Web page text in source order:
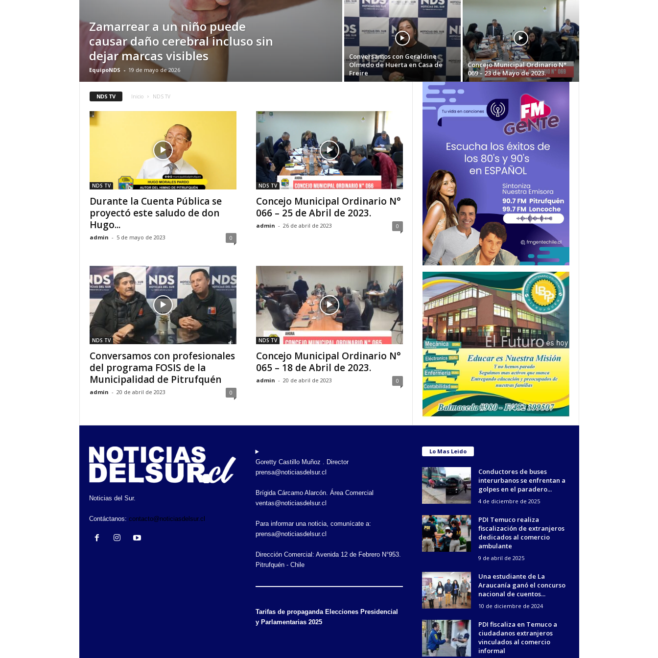
Zamarrear a un niño puede
causar daño cerebral incluso sin
dejar marcas visibles
EquipoNDS - 19 de mayo de 2026
Conversamos con Geraldine
Olmedo de Huerta en Casa de
Freire
Concejo Municipal Ordinario N°
069 – 23 de Mayo de 2023.
NDS TV Inicio NDS TV
NDS TV
Durante la Cuenta Pública se
proyectó este saludo de don
Hugo...
admin - 5 de mayo de 2023 0
NDS TV
Concejo Municipal Ordinario N°
066 – 25 de Abril de 2023.
admin - 26 de abril de 2023 0
NDS TV
Conversamos con profesionales
del programa FOSIS de la
Municipalidad de Pitrufquén
admin - 20 de abril de 2023 0
NDS TV
Concejo Municipal Ordinario N°
065 – 18 de Abril de 2023.
admin - 20 de abril de 2023 0
Noticias del Sur.
Contáctanos: contacto@noticiasdelsur.cl
Goretty Castillo Muñoz . Director
prensa@noticiasdelsur.cl
Brígida Cárcamo Alarcón. Área Comercial
ventas@noticiasdelsur.cl
Para informar una noticia, comunícate a:
prensa@noticiasdelsur.cl
Dirección Comercial: Avenida 12 de Febrero N°953.
Pitrufquén - Chile
Tarifas de propaganda Elecciones Presidencial
y Parlamentarias 2025
Lo Mas Leido
Conductores de buses
interurbanos se enfrentan a
golpes en el paradero...
4 de diciembre de 2025
PDI Temuco realiza
fiscalización de extranjeros
dedicados al comercio
ambulante
9 de abril de 2025
Una estudiante de La
Araucanía ganó el concurso
nacional de cuentos...
10 de diciembre de 2024
PDI fiscaliza en Temuco a
ciudadanos extranjeros
vinculados al comercio
informal